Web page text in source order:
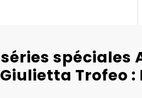
spéciales
Trofeo